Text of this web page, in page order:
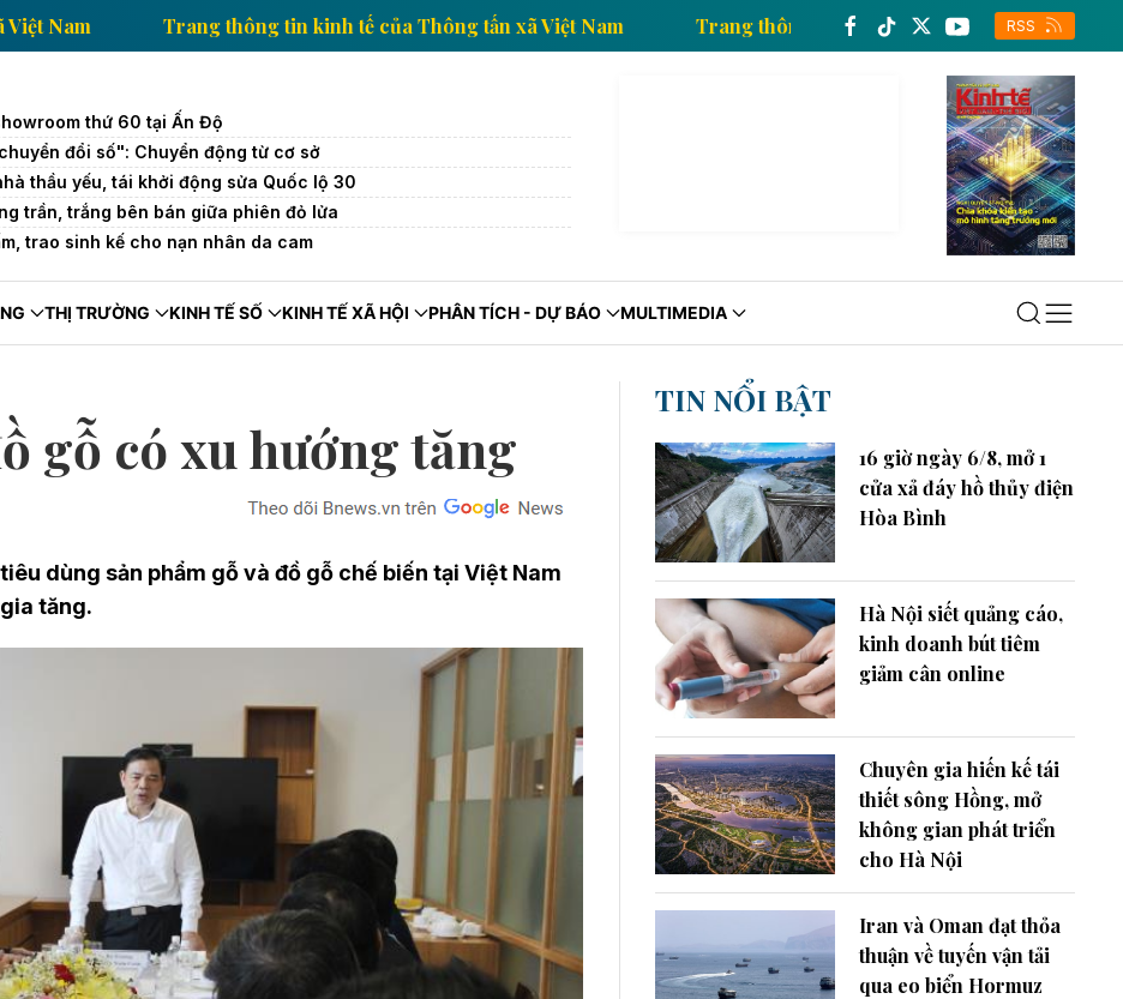
tấn xã Việt Nam Trang thông tin kinh tế của Thông tấn xã Việt Nam Trang thông tin kinh tế của Thông
RSS
thứ 60 tại Ấn Độ
đổi số": Chuyển động từ cơ sở
thầu yếu, tái khởi động sửa Quốc lộ 30
trần, trắng bên bán giữa phiên đỏ lửa
trao sinh kế cho nạn nhân da cam
THỊ TRƯỜNG KINH TẾ SỐ KINH TẾ XÃ HỘI PHÂN TÍCH - DỰ BÁO MULTIMEDIA
gỗ có xu hướng tăng
dùng sản phẩm gỗ và đồ gỗ chế biến tại Việt Nam
tăng.
TIN NỔI BẬT
16 giờ ngày 6/8, mở 1
cửa xả đáy hồ thủy điện
Hòa Bình
Hà Nội siết quảng cáo,
kinh doanh bút tiêm
giảm cân online
Chuyên gia hiến kế tái
thiết sông Hồng, mở
không gian phát triển
cho Hà Nội
Iran và Oman đạt thỏa
thuận về tuyến vận tải
qua eo biển Hormuz